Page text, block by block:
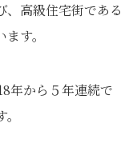
、高級住宅街である
す。
年から５年連続で